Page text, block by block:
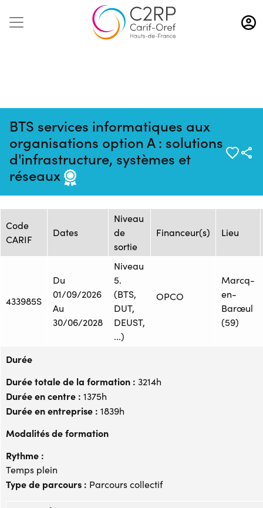
Aller
au
contenu
BTS services informatiques aux
organisations option A : solutions
d'infrastructure, systèmes et
réseaux
Mise à jour :
02/10/2025
Formation
: 2484226F
Source : CFAI REGION NORD
PAS-DE-CALAIS - Siège
Session de formation
Code
CARIF
Dates
Niveau
de
sortie
Financeur(s) Lieu
433985S
Du
01/09/2026
Au
30/06/2028
Niveau
5.
(BTS,
DUT,
DEUST,
...)
OPCO
Marcq-
en-
Barœul
(59)
Durée
Durée totale de la formation : 3214h
Durée en centre : 1375h
Durée en entreprise : 1839h
Modalités de formation
Rythme :
Temps plein
Type de parcours : Parcours collectif